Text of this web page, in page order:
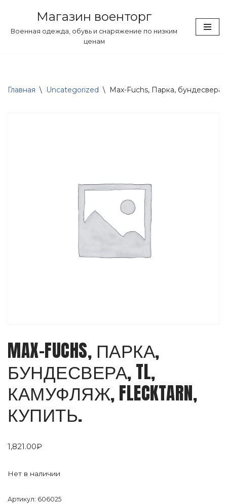
Перейти
Магазин военторг
Военная одежда, обувь и снаряжение по низким
ценам
Главная \ Uncategorized \ Max-Fuchs, Парка,
MAX-FUCHS, ПАРКА,
БУНДЕСВЕРА, TL,
КАМУФЛЯЖ, FLECKTARN,
КУПИТЬ.
1,821.00₽
Нет в наличии
Артикул: 606025